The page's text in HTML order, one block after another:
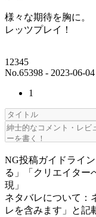
様々な期待を胸に。
レッツプレイ！
12345
No.65398 - 2023-06-
1
NG投稿ガイドライ
る」「クリエイター
現」
ネタバレについて：
レを含みます」と記